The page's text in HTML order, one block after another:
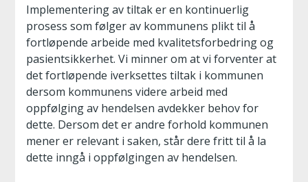
Implementering av tiltak er en kontinuerlig
prosess som følger av kommunens plikt til å
fortløpende arbeide med kvalitetsforbedring og
pasientsikkerhet. Vi minner om at vi forventer at
det fortløpende iverksettes tiltak i kommunen
dersom kommunens videre arbeid med
oppfølging av hendelsen avdekker behov for
dette. Dersom det er andre forhold kommunen
mener er relevant i saken, står dere fritt til å la
dette inngå i oppfølgingen av hendelsen.